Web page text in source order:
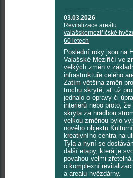
03.03.2026
Revitalizace areálu
valašskomeziříčské
60 letech
Poslední roky jsou na
Valašské Meziříčí ve
velkých změn v
infrastruktuře celého
Zatím většina změn
trochu skrytě, ať už
jednalo o opravy či
interiérů nebo proto, že
skryta za hradbou
velkou změnou bylo
nového objektu
kreativního centra na
Tyla a nyní se
další etapy, která je
povahou velmi
o komplexní
a areálu hvězdárny.